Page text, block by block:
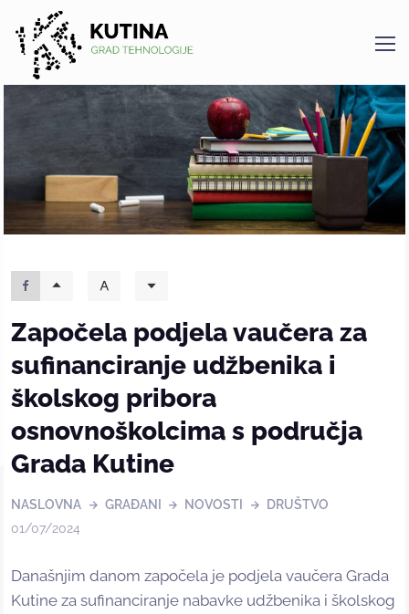
Kutina
Započela podjela vaučera za
sufinanciranje udžbenika i
školskog pribora
osnovnoškolcima s područja
Grada Kutine
NASLOVNA GRAĐANI NOVOSTI
DRUŠTVO
01/07/2024
Današnjim danom započela je podjela vaučera Grada
Kutine za sufinanciranje nabavke udžbenika i školskog